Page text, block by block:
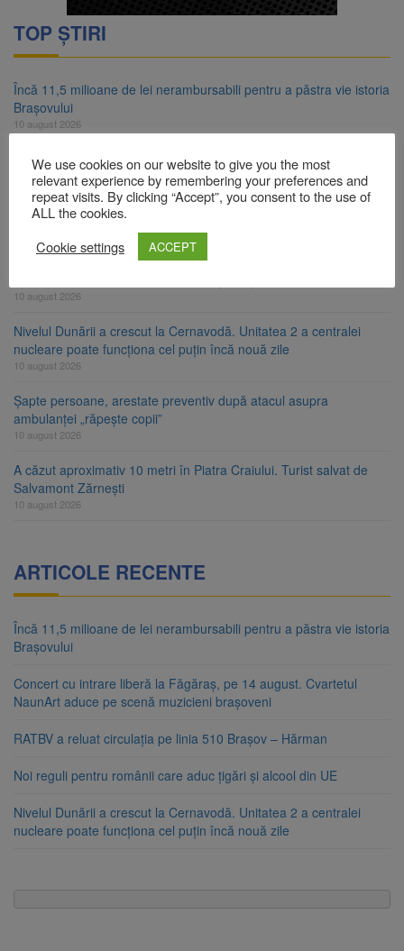
TOP ȘTIRI
Încă 11,5 milioane de lei nerambursabili pentru a păstra vie istoria
Brașovului
10 august 2026
Concert cu intrare liberă la Făgăraș, pe 14 august. Cvartetul
NaunArt aduce pe scenă muzicieni brașoveni
10 august 2026
RATBV a reluat circulația pe linia 510 Brașov – Hărman
10 august 2026
10 august 2026
Nivelul Dunării a crescut la Cernavodă. Unitatea 2 a centralei
nucleare poate funcționa cel puțin încă nouă zile
10 august 2026
Șapte persoane, arestate preventiv după atacul asupra
ambulanței „răpește copii”
10 august 2026
A căzut aproximativ 10 metri în Piatra Craiului. Turist salvat de
Salvamont Zărnești
10 august 2026
ARTICOLE RECENTE
Încă 11,5 milioane de lei nerambursabili pentru a păstra vie istoria
Brașovului
Concert cu intrare liberă la Făgăraș, pe 14 august. Cvartetul
NaunArt aduce pe scenă muzicieni brașoveni
RATBV a reluat circulația pe linia 510 Brașov – Hărman
Noi reguli pentru românii care aduc țigări și alcool din UE
Nivelul Dunării a crescut la Cernavodă. Unitatea 2 a centralei
nucleare poate funcționa cel puțin încă nouă zile
We use cookies on our website to give you the most
relevant experience by remembering your preferences and
repeat visits. By clicking “Accept”, you consent to the use of
ALL the cookies.
Cookie settings
ACCEPT